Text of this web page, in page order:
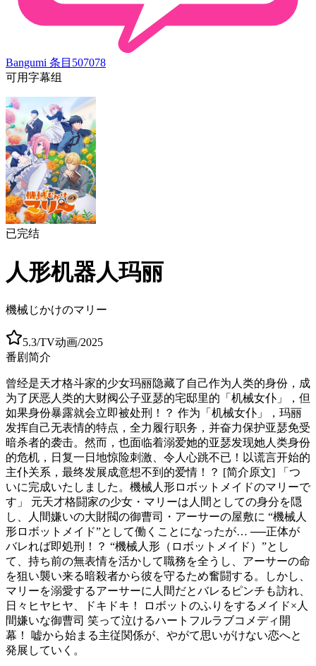
Bangumi 条目 507078
可用字幕组
已完结
人形机器人玛丽
機械じかけのマリー
5.3/TV动画/2025
番剧简介
曾经是天才格斗家的少女玛丽隐藏了自己作为人类的身份，成
为了厌恶人类的大财阀公子亚瑟的宅邸里的「机械女仆」，但
如果身份暴露就会立即被处刑！？ 作为「机械女仆」，玛丽
发挥自己无表情的特点，全力履行职务，并奋力保护亚瑟免受
暗杀者的袭击。然而，也面临着溺爱她的亚瑟发现她人类身份
的危机，日复一日地惊险刺激、令人心跳不已！以谎言开始的
主仆关系，最终发展成意想不到的爱情！？ [简介原文] 「つ
いに完成いたしました。機械人形ロボットメイドのマリーで
す」 元天才格闘家の少女・マリーは人間としての身分を隠
し、人間嫌いの大財閥の御曹司・アーサーの屋敷に “機械人
形ロボットメイド”として働くことになったが… ──正体が
バレれば即処刑！？ “機械人形（ロボットメイド）”とし
て、持ち前の無表情を活かして職務を全うし、アーサーの命
を狙い襲い来る暗殺者から彼を守るため奮闘する。しかし、
マリーを溺愛するアーサーに人間だとバレるピンチも訪れ、
日々ヒヤヒヤ、ドキドキ！ ロボットのふりをするメイド×人
間嫌いな御曹司 笑って泣けるハートフルラブコメディ開
幕！ 嘘から始まる主従関係が、やがて思いがけない恋へと
発展していく。